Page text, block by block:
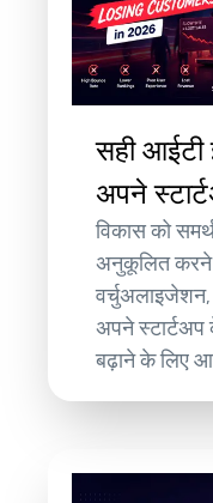
सही
अपने
विकास को
अनुकूलित करने
अपने स्टार्टअप
बढ़ाने के लिए